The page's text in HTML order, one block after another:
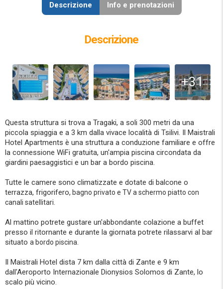
Descrizione Info e prenotazioni
Descrizione
+31
Questa struttura si trova a Tragaki, a soli 300 metri da una
piccola spiaggia e a 3 km dalla vivace località di Tsilivi. Il Maistrali
Hotel Apartments è una struttura a conduzione familiare e offre
la connessione WiFi gratuita, un'ampia piscina circondata da
giardini paesaggistici e un bar a bordo piscina.
Tutte le camere sono climatizzate e dotate di balcone o
terrazza, frigorifero, bagno privato e TV a schermo piatto con
canali satellitari.
Al mattino potrete gustare un'abbondante colazione a buffet
presso il ritornante e durante la giornata potrete rilassarvi al bar
situato a bordo piscina.
Il Maistrali Hotel dista 7 km dalla città di Zante e 9 km
dall'Aeroporto Internazionale Dionysios Solomos di Zante, lo
scalo più vicino.